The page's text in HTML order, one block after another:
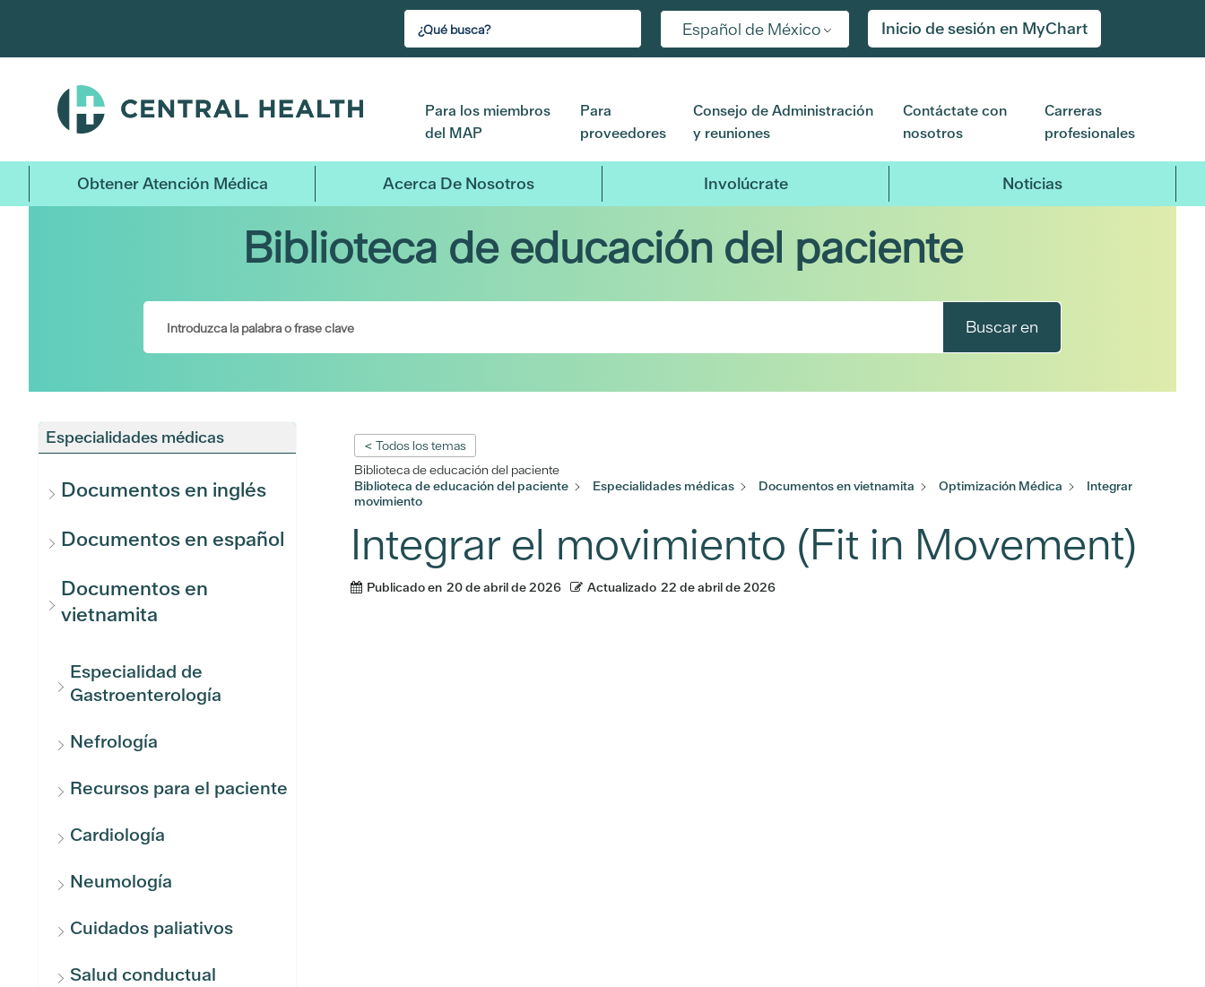
contenido
Español de México Inicio de sesión en MyChart
Para los miembros
del MAP
Para
proveedores
Consejo de Administración
y reuniones
Contáctate con
nosotros
Carreras
profesionales
Obtener Atención Médica Acerca De Nosotros Involúcrate Noticias
Biblioteca de educación del paciente
Buscar en
Especialidades médicas
Documentos en inglés
Documentos en español
Documentos en
vietnamita
Especialidad de
Gastroenterología
Nefrología
Recursos para el paciente
Cardiología
Neumología
Cuidados paliativos
Salud conductual
< Todos los temas
Biblioteca de educación del paciente
Biblioteca de educación del paciente
Especialidades médicas Documentos en vietnamita Optimización Médica
Integrar
movimiento
Integrar el movimiento (Fit in Movement)
Publicado en 20 de abril de 2026 Actualizado 22 de abril de 2026